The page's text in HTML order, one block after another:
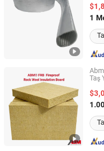
1
Anhui, China
Taş
Shanghai ABM Rock Wool
Jiangsu, China